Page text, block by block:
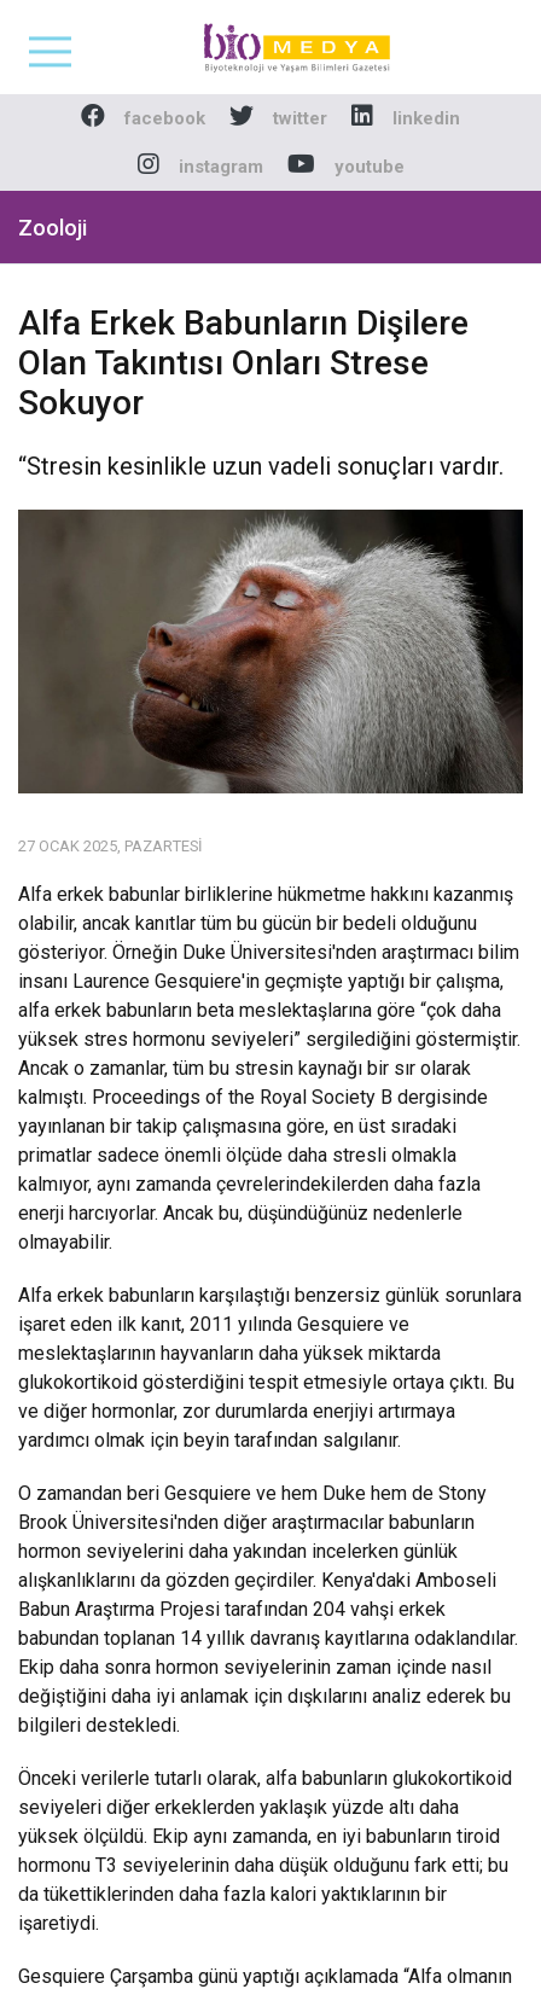
Biomedya -
facebook twitter linkedin
instagram youtube
Zooloji
Alfa Erkek Babunların Dişilere
Olan Takıntısı Onları Strese
Sokuyor
“Stresin kesinlikle uzun vadeli sonuçları vardır.
27 OCAK 2025, PAZARTESI
Alfa erkek babunlar birliklerine hükmetme hakkını kazanmış
olabilir, ancak kanıtlar tüm bu gücün bir bedeli olduğunu
gösteriyor. Örneğin Duke Üniversitesi'nden araştırmacı bilim
insanı Laurence Gesquiere'in geçmişte yaptığı bir çalışma,
alfa erkek babunların beta meslektaşlarına göre “çok daha
yüksek stres hormonu seviyeleri” sergilediğini göstermiştir.
Ancak o zamanlar, tüm bu stresin kaynağı bir sır olarak
kalmıştı. Proceedings of the Royal Society B dergisinde
yayınlanan bir takip çalışmasına göre, en üst sıradaki
primatlar sadece önemli ölçüde daha stresli olmakla
kalmıyor, aynı zamanda çevrelerindekilerden daha fazla
enerji harcıyorlar. Ancak bu, düşündüğünüz nedenlerle
olmayabilir.
Alfa erkek babunların karşılaştığı benzersiz günlük sorunlara
işaret eden ilk kanıt, 2011 yılında Gesquiere ve
meslektaşlarının hayvanların daha yüksek miktarda
glukokortikoid gösterdiğini tespit etmesiyle ortaya çıktı. Bu
ve diğer hormonlar, zor durumlarda enerjiyi artırmaya
yardımcı olmak için beyin tarafından salgılanır.
O zamandan beri Gesquiere ve hem Duke hem de Stony
Brook Üniversitesi'nden diğer araştırmacılar babunların
hormon seviyelerini daha yakından incelerken günlük
alışkanlıklarını da gözden geçirdiler. Kenya'daki Amboseli
Babun Araştırma Projesi tarafından 204 vahşi erkek
babundan toplanan 14 yıllık davranış kayıtlarına odaklandılar.
Ekip daha sonra hormon seviyelerinin zaman içinde nasıl
değiştiğini daha iyi anlamak için dışkılarını analiz ederek bu
bilgileri destekledi.
Önceki verilerle tutarlı olarak, alfa babunların glukokortikoid
seviyeleri diğer erkeklerden yaklaşık yüzde altı daha
yüksek ölçüldü. Ekip aynı zamanda, en iyi babunların tiroid
hormonu T3 seviyelerinin daha düşük olduğunu fark etti; bu
da tükettiklerinden daha fazla kalori yaktıklarının bir
işaretiydi.
Gesquiere Çarşamba günü yaptığı açıklamada “Alfa olmanın